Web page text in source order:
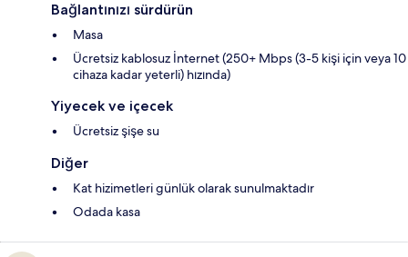
Bağlantınızı sürdürün
Masa
Ücretsiz kablosuz İnternet (250+ Mbps (3-5 kişi için veya 10
cihaza kadar yeterli) hızında)
Yiyecek ve içecek
Ücretsiz şişe su
Diğer
Kat hizimetleri günlük olarak sunulmaktadır
Odada kasa